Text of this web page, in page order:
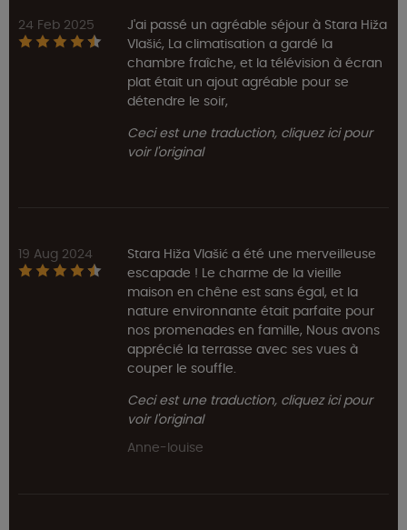
24 Feb 2025
J'ai passé un agréable séjour à Stara Hiža
Vlašić, La climatisation a gardé la
chambre fraîche, et la télévision à écran
plat était un ajout agréable pour se
détendre le soir,
Ceci est une traduction, cliquez ici pour
voir l'original
19 Aug 2024
Stara Hiža Vlašić a été une merveilleuse
escapade ! Le charme de la vieille
maison en chêne est sans égal, et la
nature environnante était parfaite pour
nos promenades en famille, Nous avons
apprécié la terrasse avec ses vues à
couper le souffle.
Ceci est une traduction, cliquez ici pour
voir l'original
Anne-louise